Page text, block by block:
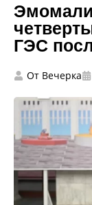
Эмомали
ГЭС
От Вечерка